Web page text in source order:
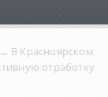
→ В Красноярском
отработку